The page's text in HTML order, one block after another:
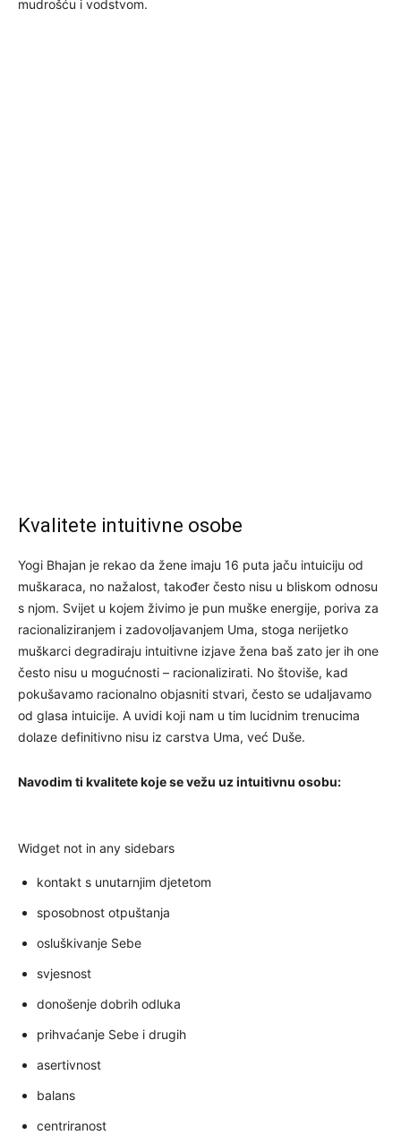
mudrošću i vodstvom.
Kvalitete intuitivne osobe
Yogi Bhajan je rekao da žene imaju 16 puta jaču intuiciju od
muškaraca, no nažalost, također često nisu u bliskom odnosu
s njom. Svijet u kojem živimo je pun muške energije, poriva za
racionaliziranjem i zadovoljavanjem Uma, stoga nerijetko
muškarci degradiraju intuitivne izjave žena baš zato jer ih one
često nisu u mogućnosti – racionalizirati. No štoviše, kad
pokušavamo racionalno objasniti stvari, često se udaljavamo
od glasa intuicije. A uvidi koji nam u tim lucidnim trenucima
dolaze definitivno nisu iz carstva Uma, već Duše.
Navodim ti kvalitete koje se vežu uz intuitivnu osobu:
Widget not in any sidebars
kontakt s unutarnjim djetetom
sposobnost otpuštanja
osluškivanje Sebe
svjesnost
donošenje dobrih odluka
prihvaćanje Sebe i drugih
asertivnost
balans
centriranost